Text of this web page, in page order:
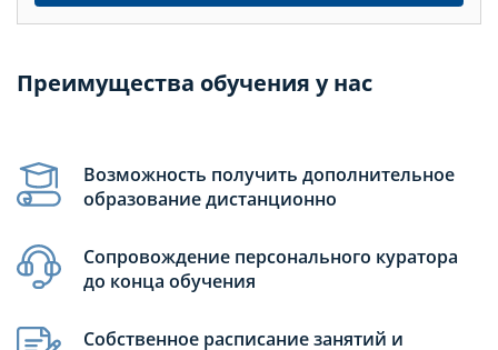
Преимущества обучения у нас
Возможность получить дополнительное
образование дистанционно
Сопровождение персонального куратора
до конца обучения
Собственное расписание занятий и